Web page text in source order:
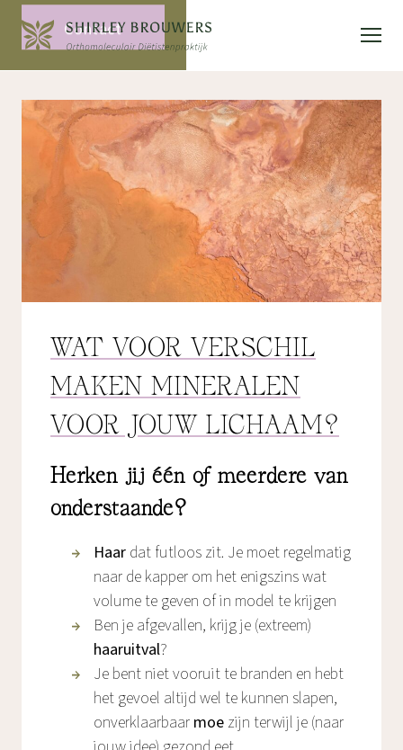
Contact
WAT VOOR VERSCHIL
MAKEN MINERALEN
VOOR JOUW LICHAAM?
Herken jij één of meerdere van
onderstaande?
Haar dat futloos zit. Je moet regelmatig
naar de kapper om het enigszins wat
volume te geven of in model te krijgen
Ben je afgevallen, krijg je (extreem)
haaruitval?
Je bent niet vooruit te branden en hebt
het gevoel altijd wel te kunnen slapen,
onverklaarbaar moe zijn terwijl je (naar